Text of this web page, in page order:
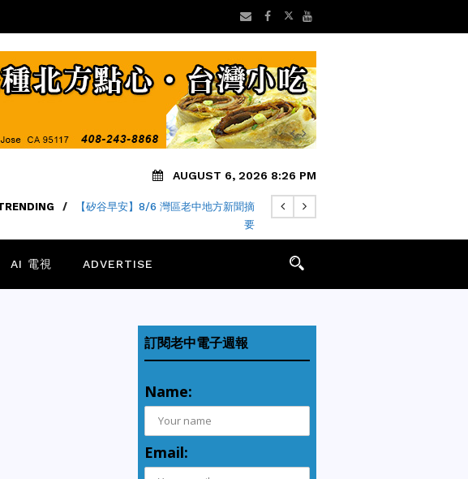
AUGUST 6, 2026 8:26 PM
/
【矽谷早安】8/6 灣區老中地方新聞摘
要
AI 電視 ADVERTISE
訂閱老中電子週報
Name:
Email: